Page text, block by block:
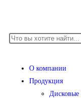
О компании
Продукция
Дисковые